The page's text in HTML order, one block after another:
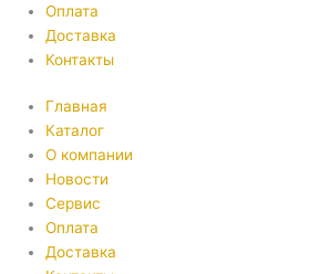
Оплата
Доставка
Контакты
Главная
Каталог
О компании
Новости
Сервис
Оплата
Доставка